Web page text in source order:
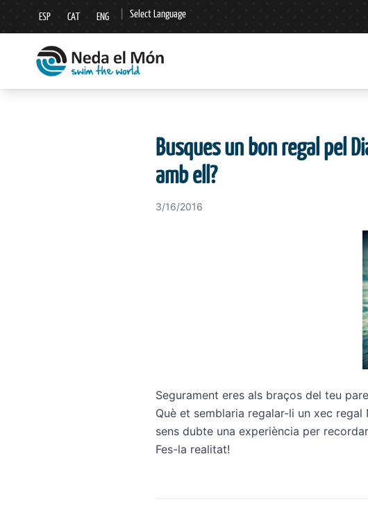
ESP CAT ENG Select Language
▼
Busques un bon regal pel
amb ell?
3/16/2016
Segurament eres als braços del teu
Què et semblaria regalar-li un xec regal
sens dubte una experiència per
Fes-la realitat!